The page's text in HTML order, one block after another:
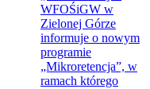
WFOŚiGW w
Zielonej Górze
informuje o nowym
programie
„Mikroretencja”, w
ramach którego